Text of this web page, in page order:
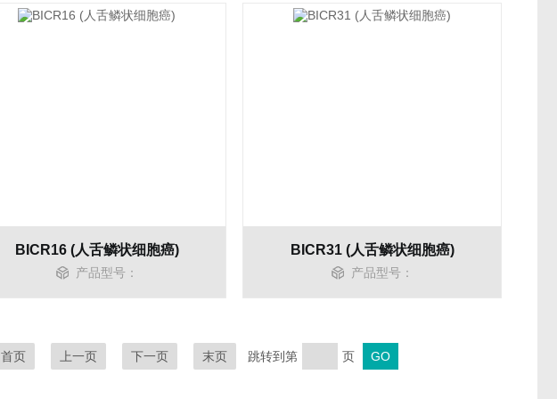
BICR16 (人舌鳞状细胞癌)
产品型号：
BICR31 (人舌鳞状细胞癌)
产品型号：
首页 上一页 下一页 末页 跳转到第 页